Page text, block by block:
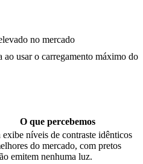
no mercado
usar o carregamento máximo do
O que percebemos
exibe níveis de contraste idênticos
do mercado, com pretos
emitem nenhuma luz.